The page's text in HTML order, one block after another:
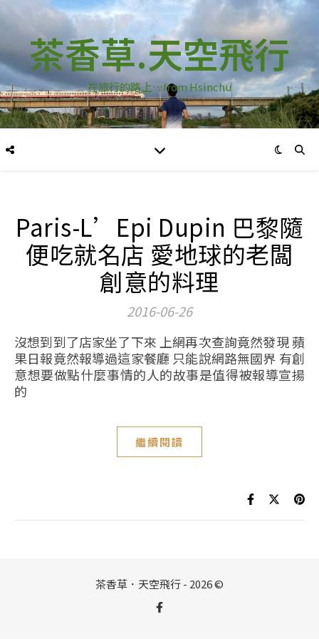
茶香草.天空飛行
在旅行的路上…from Hsinchu
Paris-L’Epi Dupin 巴黎隨
便吃就名店 愛地球的老闆
創意的料理
2016-06-26
沒想到到了店家坐了下來 上網再次查詢竟然發現 蘋
果日報竟然報導過這家餐廳 只能說網路無國界 有創
意想要做點什麼事情的人的故事是值得被報導宣揚
的
繼續閱讀
茶香草．天空飛行 - 2026 ©